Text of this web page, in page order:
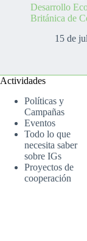
Desarrollo
Británica de
15 de
Actividades
Políticas y
Campañas
Eventos
Todo lo que
necesita saber
sobre IGs
Proyectos de
cooperación